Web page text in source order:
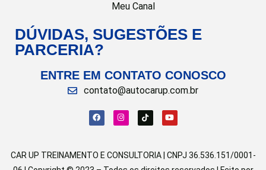
Meu Canal
DÚVIDAS, SUGESTÕES E
PARCERIA?
ENTRE EM CONTATO CONOSCO
contato@autocarup.com.br
CAR UP TREINAMENTO E CONSULTORIA | CNPJ 36.536.151/0001-